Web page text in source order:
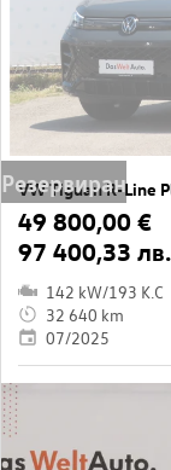
Резервиран
49 800,00 €
97 400,33 лв.
142 kW/193 K.C
32 640 km
07/2025